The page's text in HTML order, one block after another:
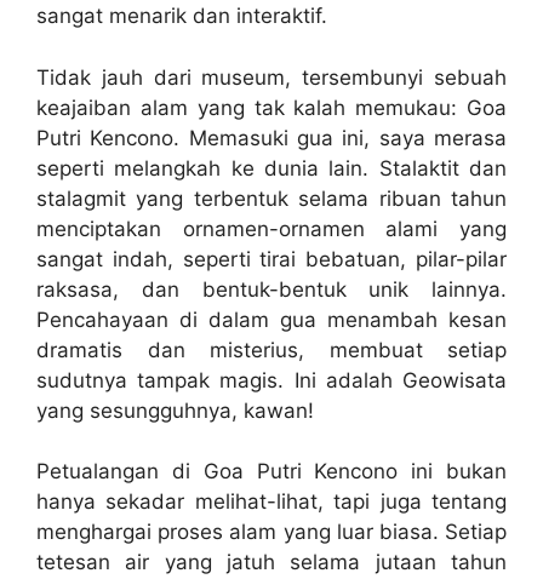
sangat menarik dan interaktif.
Tidak jauh dari museum, tersembunyi sebuah
keajaiban alam yang tak kalah memukau: Goa
Putri Kencono. Memasuki gua ini, saya merasa
seperti melangkah ke dunia lain. Stalaktit dan
stalagmit yang terbentuk selama ribuan tahun
menciptakan ornamen-ornamen alami yang
sangat indah, seperti tirai bebatuan, pilar-pilar
raksasa, dan bentuk-bentuk unik lainnya.
Pencahayaan di dalam gua menambah kesan
dramatis dan misterius, membuat setiap
sudutnya tampak magis. Ini adalah Geowisata
yang sesungguhnya, kawan!
Petualangan di Goa Putri Kencono ini bukan
hanya sekadar melihat-lihat, tapi juga tentang
menghargai proses alam yang luar biasa. Setiap
tetesan air yang jatuh selama jutaan tahun